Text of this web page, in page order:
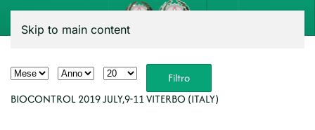
Skip to main content
Filtri
Mese Anno Visualizza #
Filtro
BIOCONTROL 2019 JULY,9-11 VITERBO (ITALY)